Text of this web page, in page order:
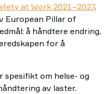
at Work 2021–2027.
European Pillar of
å håndtere endring,
for å
spesifikt om helse- og
av laster.